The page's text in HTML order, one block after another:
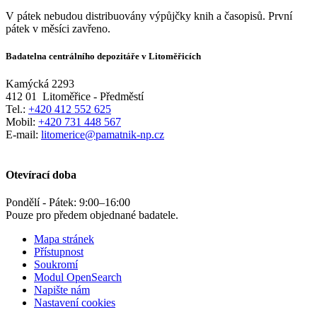
V pátek nebudou distribuovány výpůjčky knih a časopisů. První
pátek v měsíci zavřeno.
Badatelna centrálního depozitáře v Litoměřicích
Kamýcká 2293
412 01
Litoměřice - Předměstí
Tel.: +420 412 552 625
Mobil: +420 731 448 567
E-mail: litomerice@pamatnik-np.cz
Otevírací doba
Pondělí - Pátek: 9:00–16:00
Pouze pro předem objednané badatele.
Mapa stránek
Přístupnost
Soukromí
Modul OpenSearch
Napište nám
Nastavení cookies